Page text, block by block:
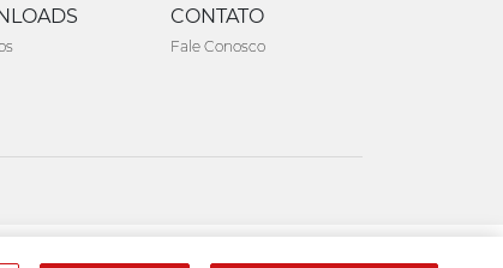
CONTATO
Fale Conosco